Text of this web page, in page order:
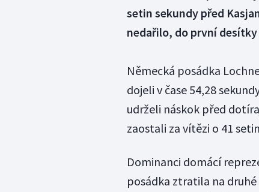
setin sekundy před
nedařilo, do první
Německá posádka
dojeli v čase 54,28
udrželi náskok před
zaostali za vítězi o 41
Dominanci domácí
posádka ztratila na